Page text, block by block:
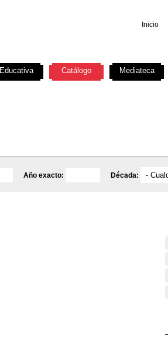
Inicio
Año exacto: Década:
Educativa Catálogo Mediateca